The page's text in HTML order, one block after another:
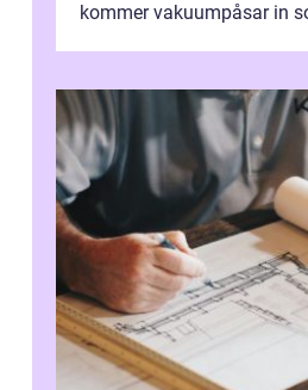
kommer vakuumpåsar in